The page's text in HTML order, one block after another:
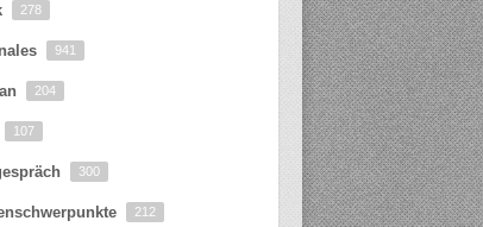
278
941
204
107
300
212